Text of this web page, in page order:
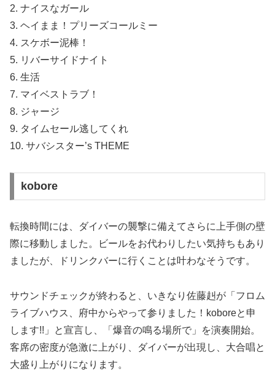
2. ナイスなガール
3. ヘイまま！プリーズコールミー
4. スケボー泥棒！
5. リバーサイドナイト
6. 生活
7. マイベストラブ！
8. ジャージ
9. タイムセール逃してくれ
10. サバシスター’s THEME
kobore
転換時間には、ダイバーの襲撃に備えてさらに上手側の壁
際に移動しました。ビールをお代わりしたい気持ちもあり
ましたが、ドリンクバーに行くことは叶わなそうです。
サウンドチェックが終わると、いきなり佐藤赳が「フロム
ライブハウス、府中からやって参りました！koboreと申
します!!」と宣言し、「爆音の鳴る場所で」を演奏開始。
客席の密度が急激に上がり、ダイバーが出現し、大合唱と
大盛り上がりになります。